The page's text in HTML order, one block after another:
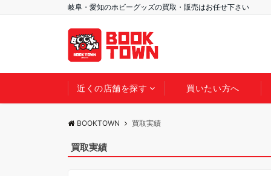
岐阜・愛知のホビーグッズの買取・販売はお任せ下さい
近くの店舗を探す 買いたい方へ
BOOKTOWN 買取実績
買取実績